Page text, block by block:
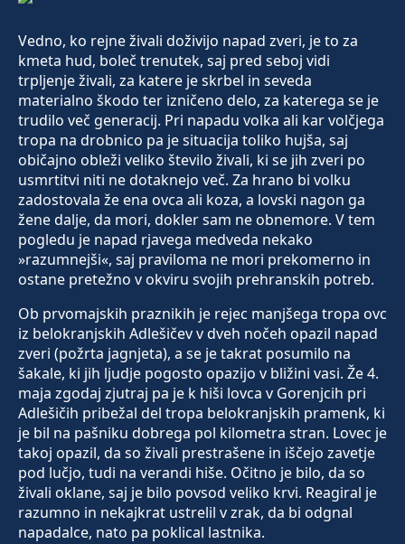
Vedno, ko rejne živali doživijo napad zveri, je to za
kmeta hud, boleč trenutek, saj pred seboj vidi
trpljenje živali, za katere je skrbel in seveda
materialno škodo ter izničeno delo, za katerega se je
trudilo več generacij. Pri napadu volka ali kar volčjega
tropa na drobnico pa je situacija toliko hujša, saj
običajno obleži veliko število živali, ki se jih zveri po
usmrtitvi niti ne dotaknejo več. Za hrano bi volku
zadostovala že ena ovca ali koza, a lovski nagon ga
žene dalje, da mori, dokler sam ne obnemore. V tem
pogledu je napad rjavega medveda nekako
»razumnejši«, saj praviloma ne mori prekomerno in
ostane pretežno v okviru svojih prehranskih potreb.
Ob prvomajskih praznikih je rejec manjšega tropa ovc
iz belokranjskih Adlešičev v dveh nočeh opazil napad
zveri (požrta jagnjeta), a se je takrat posumilo na
šakale, ki jih ljudje pogosto opazijo v bližini vasi. Že 4.
maja zgodaj zjutraj pa je k hiši lovca v Gorenjcih pri
Adlešičih pribežal del tropa belokranjskih pramenk, ki
je bil na pašniku dobrega pol kilometra stran. Lovec je
takoj opazil, da so živali prestrašene in iščejo zavetje
pod lučjo, tudi na verandi hiše. Očitno je bilo, da so
živali oklane, saj je bilo povsod veliko krvi. Reagiral je
razumno in nekajkrat ustrelil v zrak, da bi odgnal
napadalce, nato pa poklical lastnika.